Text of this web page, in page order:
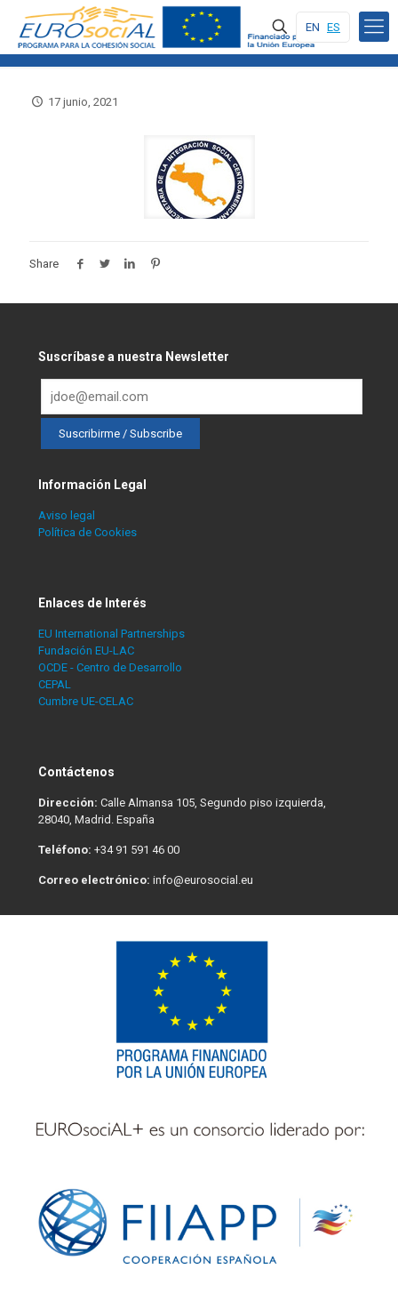
EN ES
17 junio, 2021
Share
Suscríbase a nuestra Newsletter
Información Legal
Aviso legal
Política de Cookies
Enlaces de Interés
EU International Partnerships
Fundación EU-LAC
OCDE - Centro de Desarrollo
CEPAL
Cumbre UE-CELAC
Contáctenos
Dirección: Calle Almansa 105, Segundo piso izquierda,
28040, Madrid. España
Teléfono: +34 91 591 46 00
Correo electrónico: info@eurosocial.eu